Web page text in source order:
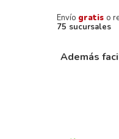
Envío gratis o
75 sucursales
Además